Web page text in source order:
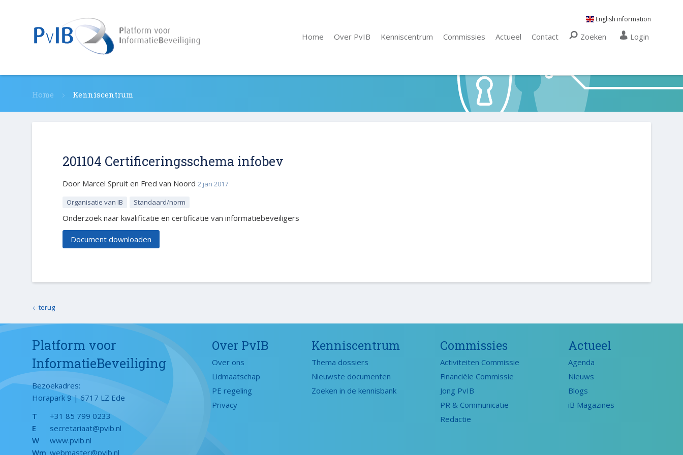
English information
Home Over PvIB Kenniscentrum Commissies Actueel Contact Zoeken Login
Home Kenniscentrum
201104 Certificeringsschema infobev
Door Marcel Spruit en Fred van Noord 2 jan 2017
Organisatie van IB
Standaard/norm
Onderzoek naar kwalificatie en certificatie van informatiebeveiligers
Document downloaden
terug
Platform voor
InformatieBeveiliging
Bezoekadres:
Horapark 9 | 6717 LZ Ede
T
+31 85 799 0233
E
secretariaat@pvib.nl
W
www.pvib.nl
Wm webmaster@pvib.nl
Over PvIB
Over ons
Lidmaatschap
PE regeling
Privacy
Kenniscentrum
Thema dossiers
Nieuwste documenten
Zoeken in de kennisbank
Commissies
Activiteiten Commissie
Financiële Commissie
Jong PvIB
PR & Communicatie
Redactie
Actueel
Agenda
Nieuws
Blogs
iB Magazines